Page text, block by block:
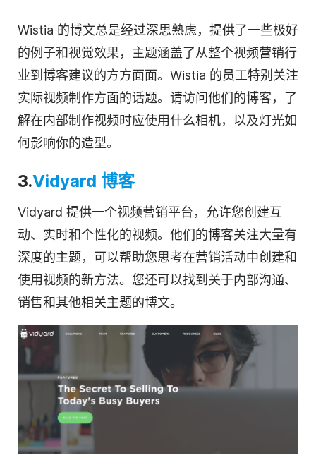
Wistia 的博文总是经过深思熟虑，提供了一些极好
的例子和视觉效果，主题涵盖了从整个视频营销行
业到博客建议的方方面面。Wistia 的员工特别关注
实际视频制作方面的话题。请访问他们的博客，了
解在内部制作视频时应使用什么相机，以及灯光如
何影响你的造型。
3.Vidyard 博客
Vidyard 提供一个视频营销平台，允许您创建互
动、实时和个性化的视频。他们的博客关注大量有
深度的主题，可以帮助您思考在营销活动中创建和
使用视频的新方法。您还可以找到关于内部沟通、
销售和其他相关主题的博文。